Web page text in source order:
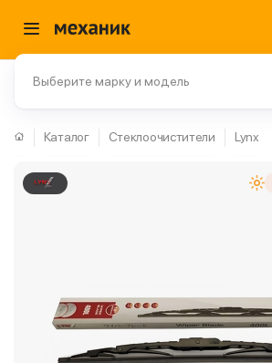
Выберите марку и модель
Каталог Стеклоочистители Lynx